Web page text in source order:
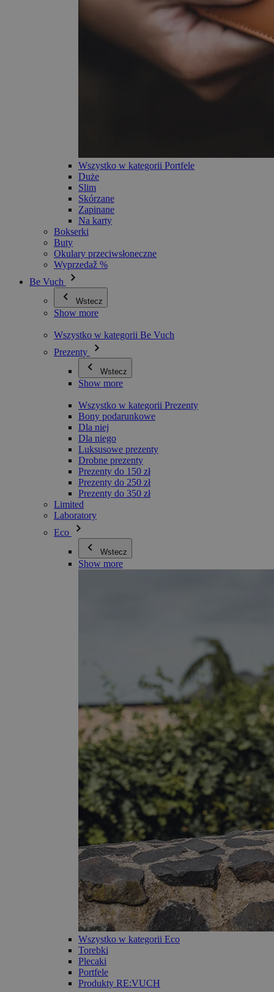
Wszystko w kategorii Portfele
Duże
Slim
Skórzane
Zapinane
Na karty
Bokserki
Buty
Okulary przeciwsłoneczne
Wyprzedaž %
Be Vuch
Wstecz
Show more
Wszystko w kategorii Be Vuch
Prezenty
Wstecz
Show more
Wszystko w kategorii Prezenty
Bony podarunkowe
Dla niej
Dla niego
Luksusowe prezenty
Drobne prezenty
Prezenty do 150 zł
Prezenty do 250 zł
Prezenty do 350 zł
Limited
Laboratory
Eco
Wstecz
Show more
Wszystko w kategorii Eco
Torebki
Plecaki
Portfele
Produkty RE:VUCH